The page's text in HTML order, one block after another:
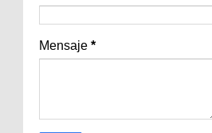
Mensaje *